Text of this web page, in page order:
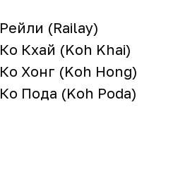
Рейли (Railay)
Ко Кхай (Koh Khai)
Ко Хонг (Koh Hong)
Ко Пода (Koh Poda)